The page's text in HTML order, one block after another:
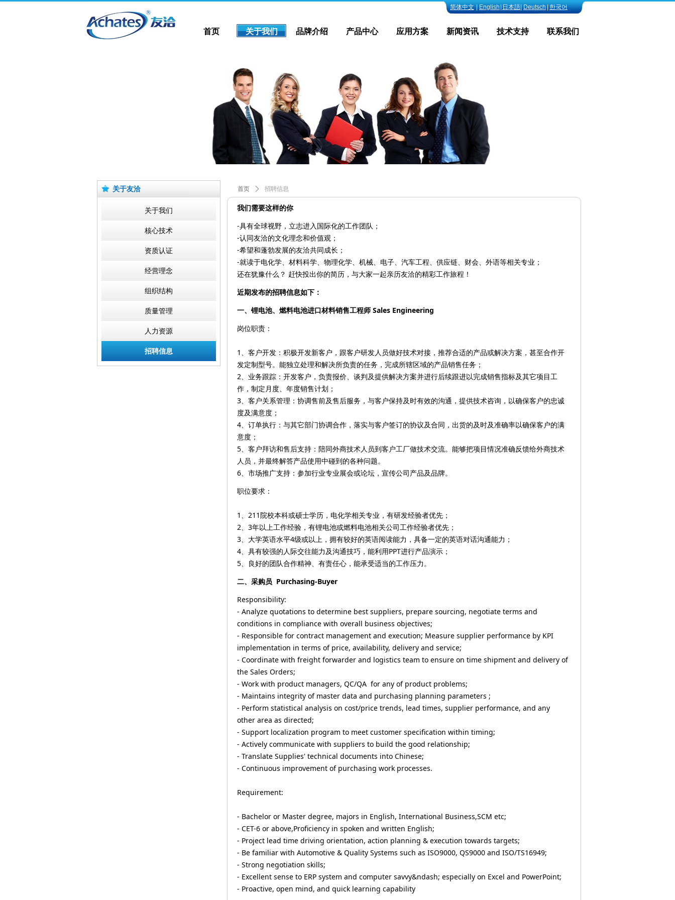
首页 关于我们 品牌介绍 产品中心 应用方案 新闻资讯 技术支持 联系我们
首页
Deutsch
简体中文 English 한국어
日本語
| | | |
关于友洽
关于我们
核心技术
资质认证
经营理念
组织结构
质量管理
人力资源
招聘信息
我们需要这样的你
-具有全球视野，立志进入国际化的工作团队；
-认同友洽的文化理念和价值观；
-希望和蓬勃发展的友洽共同成长；
-就读于电化学、材料科学、物理化学、机械、电子、汽车工程、供应链、财会、外语等相关专业；
还在犹豫什么？ 赶快投出你的简历，与大家一起亲历友洽的精彩工作旅程！
近期发布的招聘信息如下：
一、 锂电池、燃料电池进口材料销售工程师 Sales Engineering
岗位职责：
1、客户开发：积极开发新客户，跟客户研发人员做好技术对接，推荐合适的产品或解决方案，甚至合作开
发定制型号。能独立处理和解决所负责的任务，完成所辖区域的产品销售任务；
2、业务跟踪：开发客户，负责报价、谈判及提供解决方案并进行后续跟进以完成销售指标及其它项目工
作，制定月度、年度销售计划；
3、客户关系管理：协调售前及售后服务，与客户保持及时有效的沟通，提供技术咨询，以确保客户的忠诚
度及满意度；
4、订单执行：与其它部门协调合作，落实与客户签订的协议及合同，出货的及时及准确率以确保客户的满
意度；
5、客户拜访和售后支持：陪同外商技术人员到客户工厂做技术交流。能够把项目情况准确反馈给外商技术
人员，并最终解答产品使用中碰到的各种问题。
6、市场推广支持：参加行业专业展会或论坛，宣传公司产品及品牌。
职位要求：
1、211院校本科或硕士学历，电化学相关专业，有研发经验者优先；
2、3年以上工作经验，有锂电池或燃料电池相关公司工作经验者优先；
3、大学英语水平4级或以上，拥有较好的英语阅读能力，具备一定的英语对话沟通能力；
4、具有较强的人际交往能力及沟通技巧，能利用PPT进行产品演示；
5、良好的团队合作精神、有责任心，能承受适当的工作压力。
二、采购员 Purchasing-Buyer
Responsibility:
- Analyze quotations to determine best suppliers, prepare sourcing, negotiate terms and
conditions in compliance with overall business objectives;
- Responsible for contract management and execution; Measure supplier performance by KPI
implementation in terms of price, availability, delivery and service;
- Coordinate with freight forwarder and logistics team to ensure on time shipment and delivery of
the Sales Orders;
- Work with product managers, QC/QA for any of product problems;
- Maintains integrity of master data and purchasing planning parameters ;
- Perform statistical analysis on cost/price trends, lead times, supplier performance, and any
other area as directed;
- Support localization program to meet customer specification within timing;
- Actively communicate with suppliers to build the good relationship;
- Translate Supplies' technical documents into Chinese;
- Continuous improvement of purchasing work processes.
Requirement:
- Bachelor or Master degree, majors in English, International Business,SCM etc;
- CET-6 or above,Proficiency in spoken and written English;
- Project lead time driving orientation, action planning & execution towards targets;
- Be familiar with Automotive & Quality Systems such as ISO9000, QS9000 and ISO/TS16949;
- Strong negotiation skills;
- Excellent sense to ERP system and computer savvy&ndash; especially on Excel and PowerPoint;
- Proactive, open mind, and quick learning capability
首页 ꄲ 招聘信息